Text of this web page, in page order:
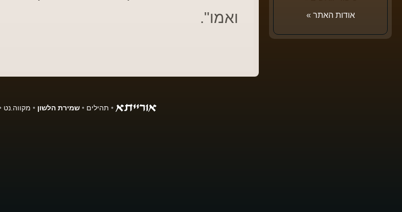
אודות האתר »
ואמו".
• תהילים • שמירת הלשון • מקווה.נט